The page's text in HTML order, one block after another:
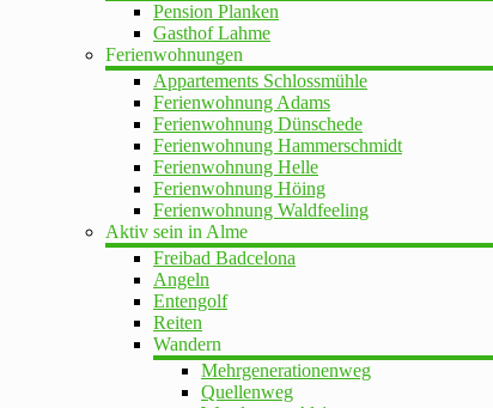
Pension Planken
Gasthof Lahme
Ferienwohnungen
Appartements Schlossmühle
Ferienwohnung Adams
Ferienwohnung Dünschede
Ferienwohnung Hammerschmidt
Ferienwohnung Helle
Ferienwohnung Höing
Ferienwohnung Waldfeeling
Aktiv sein in Alme
Freibad Badcelona
Angeln
Entengolf
Reiten
Wandern
Mehrgenerationenweg
Quellenweg